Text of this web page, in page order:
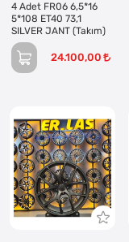
4 Adet FR06 6,5*16
5*108 ET40 73,1
SILVER JANT (Takım)
24.100,00